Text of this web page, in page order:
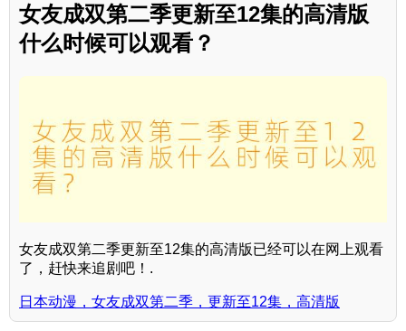
女友成双第二季更新至12集的高清版
什么时候可以观看？
女友成双第二季更新至12集的高清版已经可以在网上观看
了，赶快来追剧吧！.
日本动漫，女友成双第二季，更新至12集，高清版